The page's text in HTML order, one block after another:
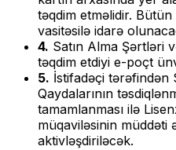
təqdim etməlidir.
vasitəsilə idarə
4. Satın Alma Şərtləri
təqdim etdiyi e-poçt
5. İstifadəçi tərəfindən
Qaydalarının
tamamlanması ilə
müqaviləsinin müddəti
aktivləşdiriləcək.